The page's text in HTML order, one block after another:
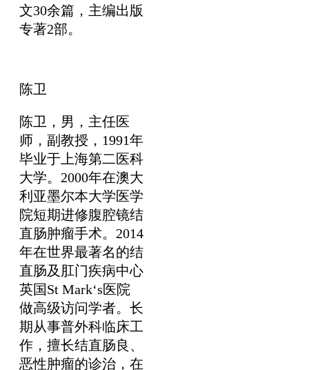
文30余篇，主编出版
专著2部。
陈卫
陈卫，男，主任医
师，副教授，1991年
毕业于上海第二医科
大学。2000年在澳大
利亚墨尔本大学医学
院短期进修腹腔镜结
直肠肿瘤手术。2014
年在世界最著名的结
直肠及肛门疾病中心
英国St Mark‘s医院
做高级访问学者。长
期从事普外科临床工
作，擅长结直肠良、
恶性肿瘤的诊治，在